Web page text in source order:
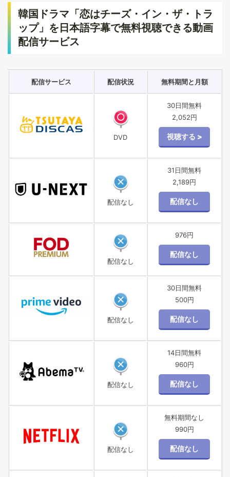
韓国ドラマ「恋はチーズ・イン・ザ・トラ
ップ」を日本語字幕で無料視聴できる動画
配信サービス
配信サービス 配信状況 無料期間と月額
DVD
30日間無料
2,052円
配信なし
31日間無料
2,189円
配信なし
976円
配信なし
30日間無料
500円
配信なし
14日間無料
960円
配信なし
無料期間なし
990円